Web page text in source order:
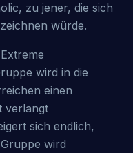
zu jener, die sich
würde.
wird in die
einen
verlangt
sich endlich,
wird